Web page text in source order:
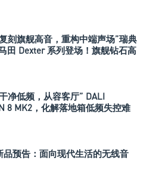
刻旗舰高音，重构中端声场”瑞典
田 Dexter 系列登场！旗舰钻石高
净低频，从容客厅” DALI
8 MK2，化解落地箱低频失控难
品预告：面向现代生活的无线音